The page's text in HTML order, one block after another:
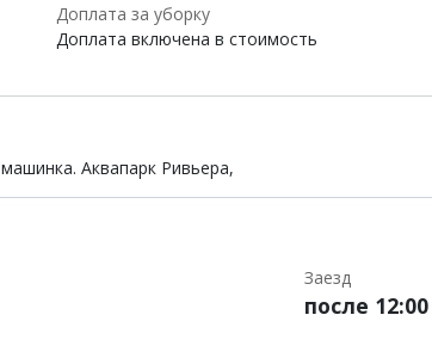
Доплата за уборку
Доплата включена в стоимость
Аквапарк Ривьера,
Заезд
после 12:00